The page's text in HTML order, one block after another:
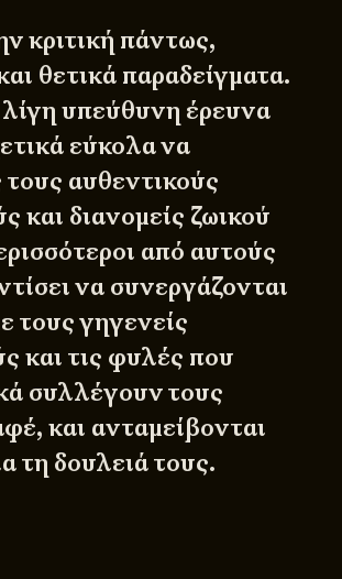
κριτική πάντως,
θετικά παραδείγματα.
υπεύθυνη έρευνα
εύκολα να
τους αυθεντικούς
και διανομείς ζωικού
από αυτούς
να συνεργάζονται
τους γηγενείς
και τις φυλές που
συλλέγουν τους
και ανταμείβονται
τη δουλειά τους.